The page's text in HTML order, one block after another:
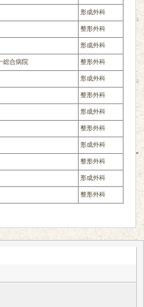
形成外科
整形外科
形成外科
総合病院 整形外科
形成外科
整形外科
形成外科
整形外科
形成外科
整形外科
形成外科
整形外科